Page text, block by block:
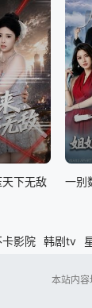
下无敌
影院 韩剧tv
本站内容